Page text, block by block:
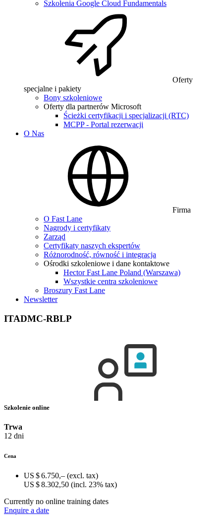
Szkolenia Google Cloud Fundamentals
Oferty
specjalne i pakiety
Bony szkoleniowe
Oferty dla partnerów Microsoft
Ścieżki certyfikacji i specjalizacji (RTC)
MCPP - Portal rezerwacji
O Nas
Firma
O Fast Lane
Nagrody i certyfikaty
Zarząd
Certyfikaty naszych ekspertów
Różnorodność, równość i integracja
Ośrodki szkoleniowe i dane kontaktowe
Hector Fast Lane Poland (Warszawa)
Wszystkie centra szkoleniowe
Broszury Fast Lane
Newsletter
ITADMC-RBLP
Szkolenie online
Trwa
12 dni
Cena
US $ 6.750,– (excl. tax)
US $ 8.302,50 (incl. 23% tax)
Currently no online training dates
Enquire a date